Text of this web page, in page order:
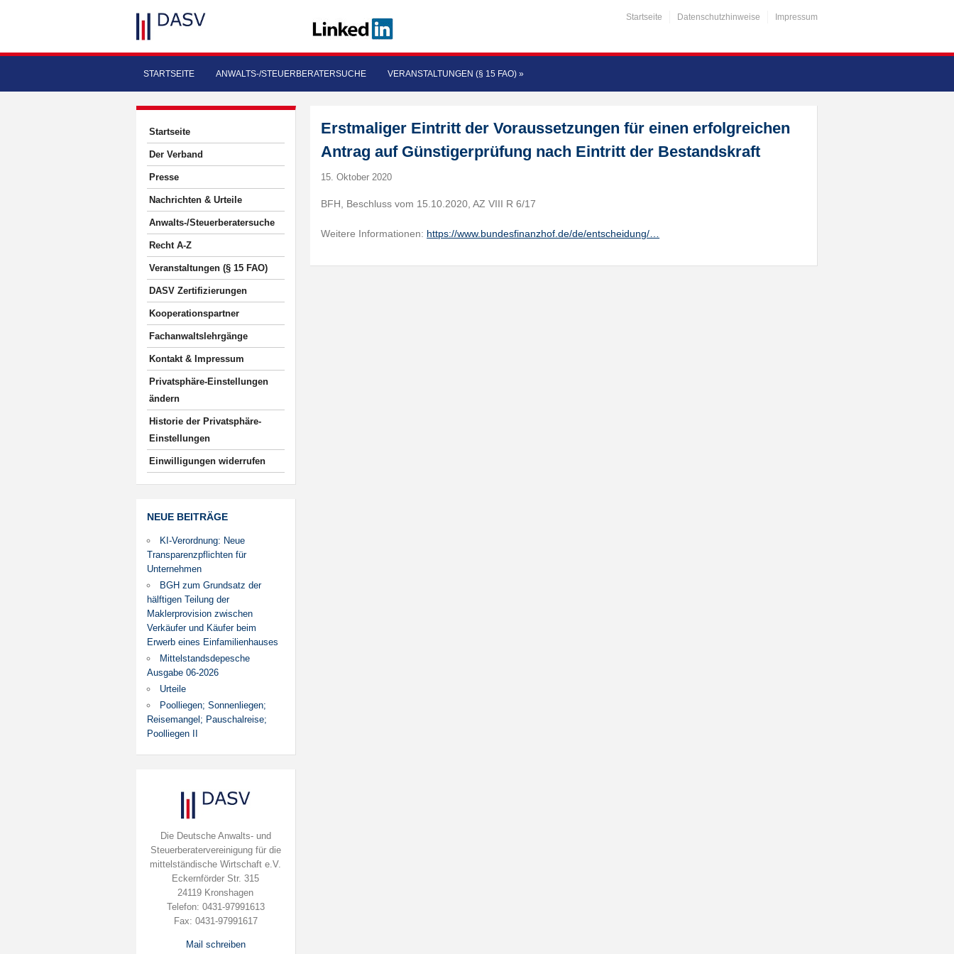
Startseite Datenschutzhinweise Impressum
STARTSEITE ANWALTS-/STEUERBERATERSUCHE VERANSTALTUNGEN (§ 15 FAO) »
Startseite
Der Verband
Presse
Nachrichten & Urteile
Anwalts-/Steuerberatersuche
Recht A-Z
Veranstaltungen (§ 15 FAO)
DASV Zertifizierungen
Kooperationspartner
Fachanwaltslehrgänge
Kontakt & Impressum
Privatsphäre-Einstellungen
ändern
Historie der Privatsphäre-
Einstellungen
Einwilligungen widerrufen
NEUE BEITRÄGE
KI-Verordnung: Neue
Transparenzpflichten für
Unternehmen
BGH zum Grundsatz der
hälftigen Teilung der
Maklerprovision zwischen
Verkäufer und Käufer beim
Erwerb eines Einfamilienhauses
Mittelstandsdepesche
Ausgabe 06-2026
Urteile
Poolliegen; Sonnenliegen;
Reisemangel; Pauschalreise;
Poolliegen II
Die Deutsche Anwalts- und
Steuerberatervereinigung für die
mittelständische Wirtschaft e.V.
Eckernförder Str. 315
24119 Kronshagen
Telefon: 0431-97991613
Fax: 0431-97991617
Mail schreiben
Erstmaliger Eintritt der Voraussetzungen für einen erfolgreichen
Antrag auf Günstigerprüfung nach Eintritt der Bestandskraft
15. Oktober 2020
BFH, Beschluss vom 15.10.2020, AZ VIII R 6/17
Weitere Informationen: https://www.bundesfinanzhof.de/de/entscheidung/…